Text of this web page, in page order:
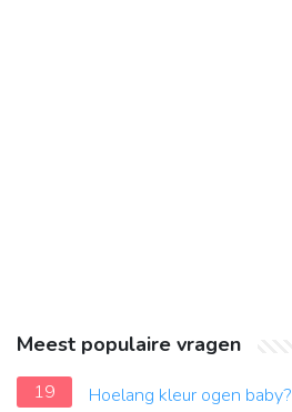
Meest populaire vragen
19
Hoelang kleur ogen baby?